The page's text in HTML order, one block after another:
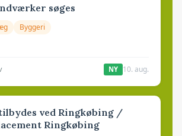
søges
Byggeri
NY 10. aug.
ved Ringkøbing /
Ringkøbing